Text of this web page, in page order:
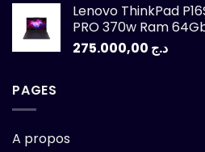
Lenovo ThinkPad
PRO 370w Ram
د.ج
PAGES
A propos